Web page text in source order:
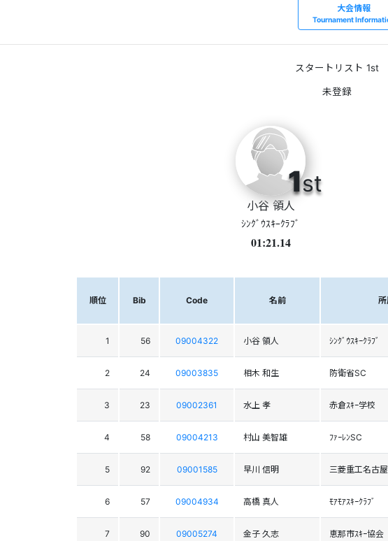
大会情報
Tournament
スタートリスト 1st
1st
小谷 領人
ｼﾝｸﾞｳｽｷｰｸﾗﾌﾞ
01:21.14
順位 Bib Code 名前 所
1 56 09004322 小谷 領人 ｼﾝｸﾞｳｽｷｰｸﾗﾌﾞ
2 24 09003835 相木 和生 防衛省SC
3 23 09002361 水上 孝 赤倉ｽｷｰ学校
4 58 09004213 村山 美智雄 ﾌｧｰﾚﾝSC
5 92 09001585 早川 信明 三菱重工名古
6 57 09004934 高橋 真人 ﾓｱﾓｱｽｷｰｸﾗﾌﾞ
7 90 09005274 金子 久志 恵那市ｽｷｰ協会